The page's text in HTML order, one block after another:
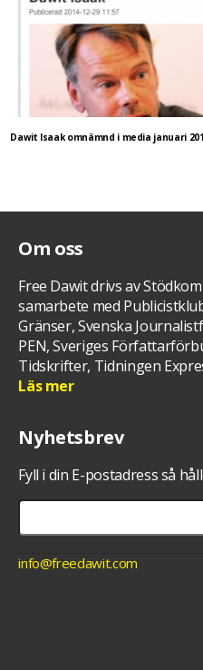
Dawit Isaak omnämnd i media januari
Om oss
Free Dawit drivs av
samarbete med
Gränser, Svenska
PEN, Sveriges
Tidskrifter, Tidningen
Läs mer
Nyhetsbrev
Fyll i din E-postadress så
info@freedawit.com